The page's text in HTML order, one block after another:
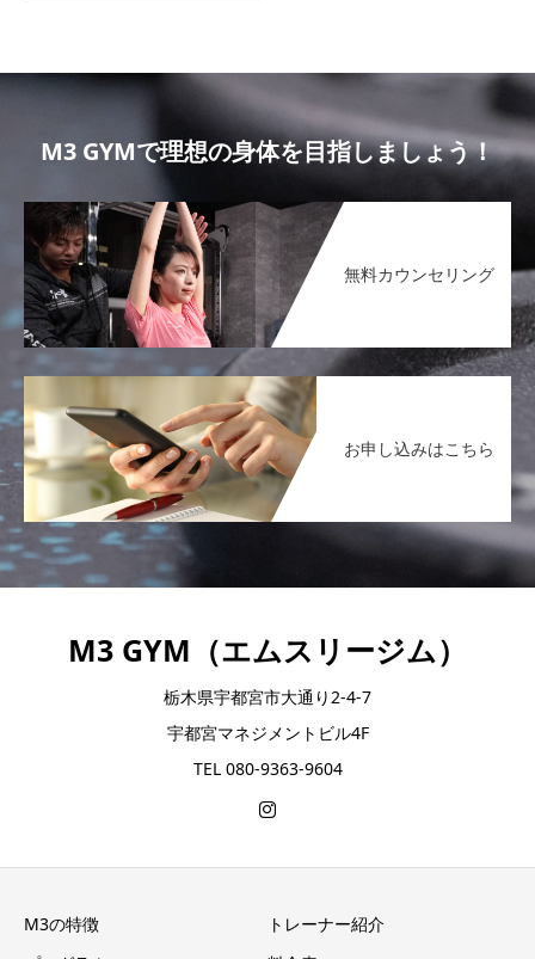
M3 GYMで理想の身体を目指しましょう！
無料カウンセリング
お申し込みはこちら
M3 GYM（エムスリージム）
栃木県宇都宮市大通り2-4-7
宇都宮マネジメントビル4F
TEL 080-9363-9604
M3の特徴
トレーナー紹介